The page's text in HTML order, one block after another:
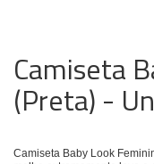
Camiseta
(Preta) -
Camiseta Baby Look